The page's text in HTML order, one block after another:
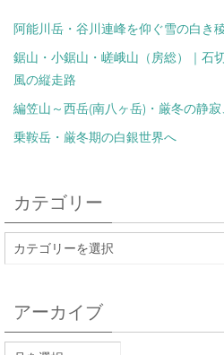
阿能川岳・谷川連峰を仰ぐ雪の白き
鋸山・小鋸山・嵯峨山（房総）｜石
風の縦走路
編笠山～西岳(南八ヶ岳)・厳冬の静
乗鞍岳・厳冬期の白銀世界へ
カテゴリー
アーカイブ